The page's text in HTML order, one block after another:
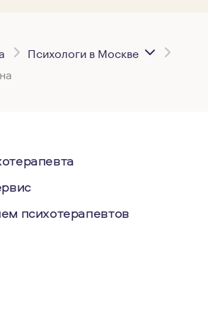
Психологи в Москве
психотерапевтов